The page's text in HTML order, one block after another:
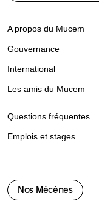
Nos Mécènes
A propos du Mucem
Gouvernance
International
Les amis du Mucem
Questions fréquentes
Emplois et stages